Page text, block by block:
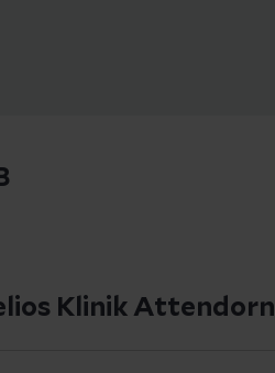
Klinik Attendorn